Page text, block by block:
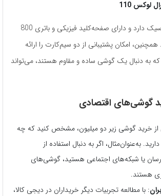
110
این گوشی طراحی کلاسیک دارد و دارای صفحه‌کلید فیزیکی و باتری 800
امکان پشتیبانی از دو سیم‌کارت را ارائه
به دنبال یک گوشی ساده و مقاوم هستند، می‌تواند
گوشی‌های اقتصادی
از خرید گوشی زیر دو میلیون، مشخص کنید که چه
به‌عنوان‌مثال، اگر به دنبال استفاده از
یا شبکه‌های اجتماعی هستید، گوشی‌های
هستند.
: با مطالعه تجربیات دیگر خریداران در دیجی کالا،